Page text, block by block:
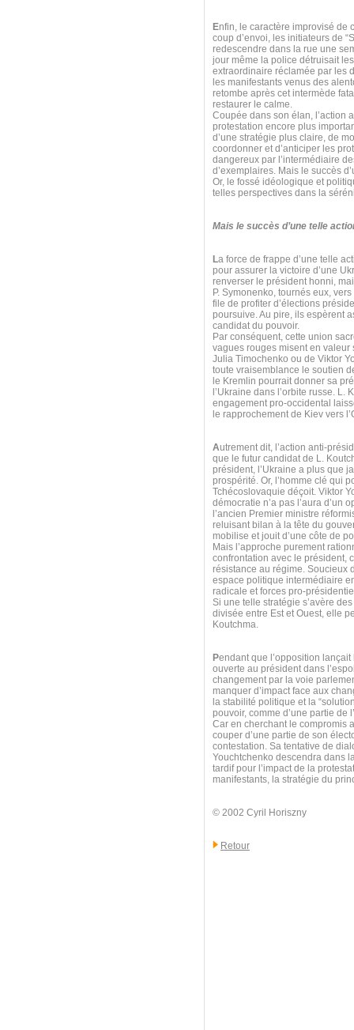
Enfin, le caractère improvisé de
coup d’envoi, les initiateurs de
redescendre dans la rue une
jour même la police détruisait
extraordinaire réclamée par les
les manifestants venus des
retombe après cet intermède
restaurer le calme.
Coupée dans son élan, l’action
protestation encore plus
d’une stratégie plus claire, de
coordonner et d’anticiper les
dangereux par l’intermédiaire
d’exemplaires. Mais le succès
Or, le fossé idéologique et
telles perspectives dans la
Mais le succès d’une telle
La force de frappe d’une telle
pour assurer la victoire d’une
renverser le président honni,
P. Symonenko, tournés eux,
file de profiter d’élections
poursuive. Au pire, ils espèrent
candidat du pouvoir.
Par conséquent, cette union
vagues rouges misent en
Julia Timochenko ou de Viktor
toute vraisemblance le soutien
le Kremlin pourrait donner sa
l’Ukraine dans l’orbite russe.
engagement pro-occidental
le rapprochement de Kiev vers
Autrement dit, l’action anti-
que le futur candidat de L.
président, l’Ukraine a plus que
prospérité. Or, l’homme clé qui
Tchécoslovaquie déçoit. Viktor
démocratie n’a pas l’aura d’un
l’ancien Premier ministre
reluisant bilan à la tête du
mobilise et jouit d’une côte de
Mais l’approche purement
confrontation avec le président,
résistance au régime. Soucieux
espace politique intermédiaire
radicale et forces pro-
Si une telle stratégie s’avère
divisée entre Est et Ouest, elle
Koutchma.
Pendant que l’opposition
ouverte au président dans
changement par la voie
manquer d’impact face aux
la stabilité politique et la
pouvoir, comme d’une partie de
Car en cherchant le compromis
couper d’une partie de son
contestation. Sa tentative de
Youchtchenko descendra dans
tardif pour l’impact de la
manifestants, la stratégie du
© 2002 Cyril Horiszny
Retour